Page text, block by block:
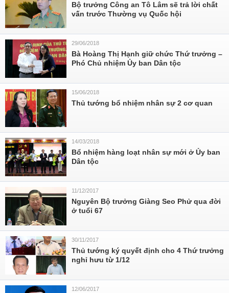
Bộ trưởng Công an Tô Lâm sẽ trả lời chất
vấn trước Thường vụ Quốc hội
29/06/2018
Bà Hoàng Thị Hạnh giữ chức Thứ trưởng –
Phó Chủ nhiệm Ủy ban Dân tộc
15/06/2018
Thủ tướng bổ nhiệm nhân sự 2 cơ quan
14/03/2018
Bổ nhiệm hàng loạt nhân sự mới ở Ủy ban
Dân tộc
11/12/2017
Nguyên Bộ trưởng Giàng Seo Phử qua đời
ở tuổi 67
30/11/2017
Thủ tướng ký quyết định cho 4 Thứ trưởng
nghỉ hưu từ 1/12
12/06/2017